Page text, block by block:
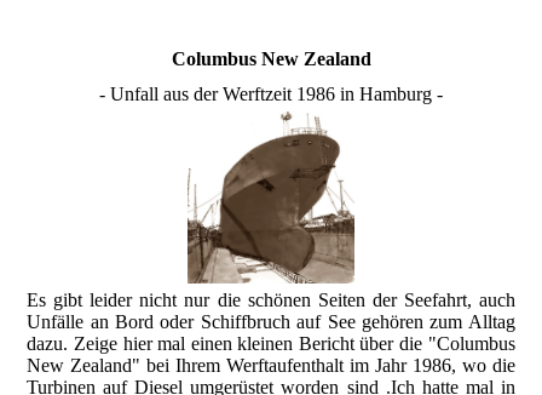
Columbus New Zealand
- Unfall aus der Werftzeit 1986 in Hamburg -
Es gibt leider nicht nur die schönen Seiten der Seefahrt, auch
Unfälle an Bord oder Schiffbruch auf See gehören zum Alltag
dazu. Zeige hier mal einen kleinen Bericht über die "Columbus
New Zealand" bei Ihrem Werftaufenthalt im Jahr 1986, wo die
Turbinen auf Diesel umgerüstet worden sind .Ich hatte mal in